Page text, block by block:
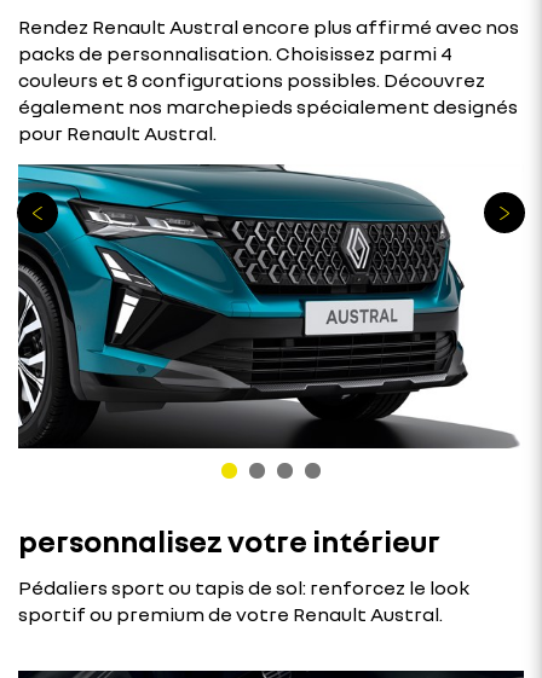
Rendez Renault Austral encore plus affirmé avec nos
packs de personnalisation. Choisissez parmi 4
couleurs et 8 configurations possibles. Découvrez
également nos marchepieds spécialement designés
pour Renault Austral.
personnalisez votre intérieur
Pédaliers sport ou tapis de sol: renforcez le look
sportif ou premium de votre Renault Austral.